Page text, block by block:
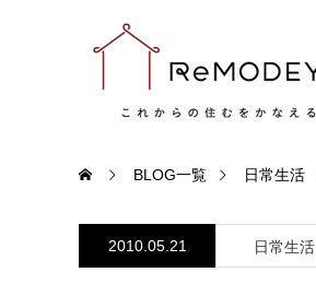
BLOG一覧 日常生活
2010.05.21 日常生活